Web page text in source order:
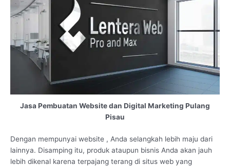
Jasa Pembuatan Website dan Digital Marketing Pulang
Pisau
Dengan mempunyai website , Anda selangkah lebih maju dari
lainnya. Disamping itu, produk ataupun bisnis Anda akan jauh
lebih dikenal karena terpajang terang di situs web yang